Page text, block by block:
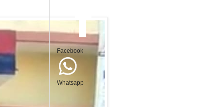
Facebook
Whatsapp